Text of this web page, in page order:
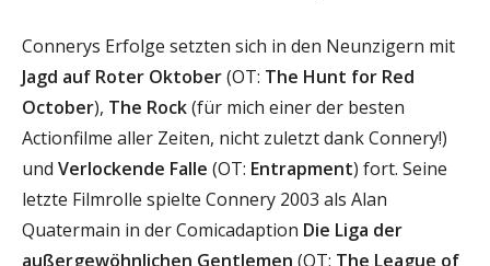
Connerys Erfolge setzten sich in den Neunzigern mit
Jagd auf Roter Oktober(OT: The Hunt for Red
October), The Rock(für mich einer der besten
Actionfilme aller Zeiten, nicht zuletzt dank Connery!)
und Verlockende Falle (OT: Entrapment) fort. Seine
letzte Filmrolle spielte Connery 2003 als Alan
Quatermain in der Comicadaption Die Liga der
außergewöhnlichen Gentlemen (OT: The League of